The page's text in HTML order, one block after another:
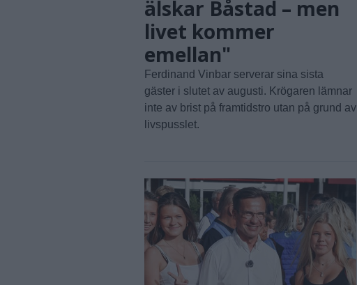
älskar Båstad – men
livet kommer
emellan"
Ferdinand Vinbar serverar sina sista
gäster i slutet av augusti. Krögaren lämnar
inte av brist på framtidstro utan på grund av
livspusslet.